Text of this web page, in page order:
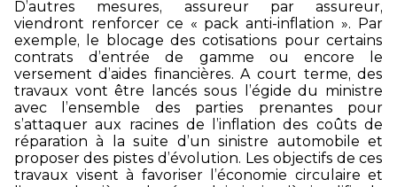
D’autres mesures, assureur par assureur,
viendront renforcer ce « pack anti-inflation ». Par
exemple, le blocage des cotisations pour certains
contrats d’entrée de gamme ou encore le
versement d’aides financières. A court terme, des
travaux vont être lancés sous l’égide du ministre
avec l’ensemble des parties prenantes pour
s’attaquer aux racines de l’inflation des coûts de
réparation à la suite d’un sinistre automobile et
proposer des pistes d’évolution. Les objectifs de ces
travaux visent à favoriser l’économie circulaire et